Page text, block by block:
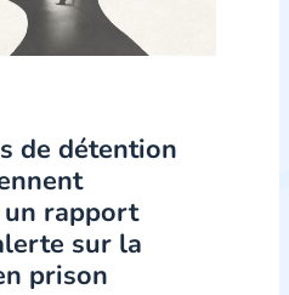
de détention
un rapport
sur la
prison